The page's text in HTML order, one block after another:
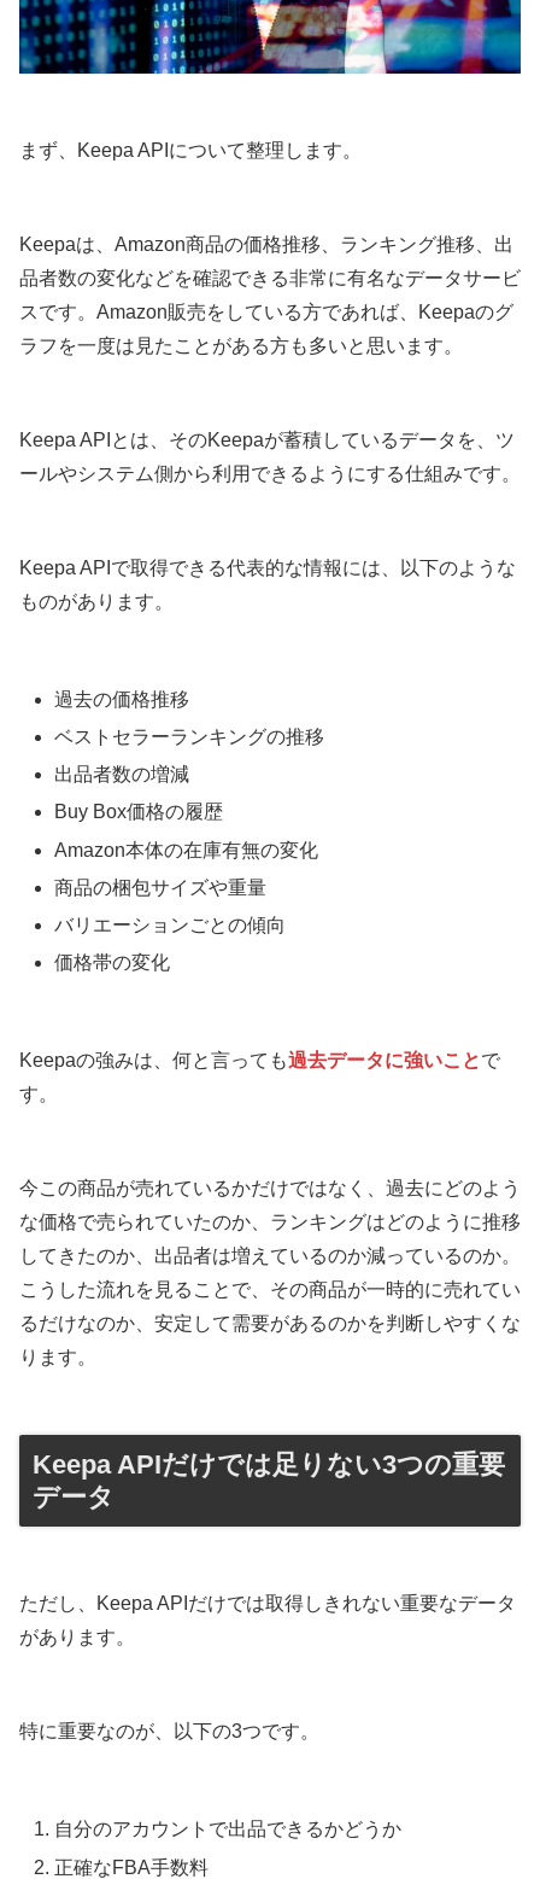
まず、Keepa APIについて整理します。
Keepaは、Amazon商品の価格推移、ランキング推移、出
品者数の変化などを確認できる非常に有名なデータサービ
スです。Amazon販売をしている方であれば、Keepaのグ
ラフを一度は見たことがある方も多いと思います。
Keepa APIとは、そのKeepaが蓄積しているデータを、ツ
ールやシステム側から利用できるようにする仕組みです。
Keepa APIで取得できる代表的な情報には、以下のような
ものがあります。
過去の価格推移
ベストセラーランキングの推移
出品者数の増減
Buy Box価格の履歴
Amazon本体の在庫有無の変化
商品の梱包サイズや重量
バリエーションごとの傾向
価格帯の変化
Keepaの強みは、何と言っても過去データに強いことで
す。
今この商品が売れているかだけではなく、過去にどのよう
な価格で売られていたのか、ランキングはどのように推移
してきたのか、出品者は増えているのか減っているのか。
こうした流れを見ることで、その商品が一時的に売れてい
るだけなのか、安定して需要があるのかを判断しやすくな
ります。
Keepa APIだけでは足りない3つの重要
データ
ただし、Keepa APIだけでは取得しきれない重要なデータ
があります。
特に重要なのが、以下の3つです。
自分のアカウントで出品できるかどうか
正確なFBA手数料